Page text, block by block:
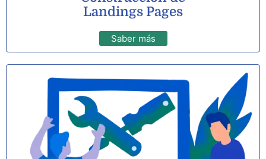
Landings Pages
Saber más